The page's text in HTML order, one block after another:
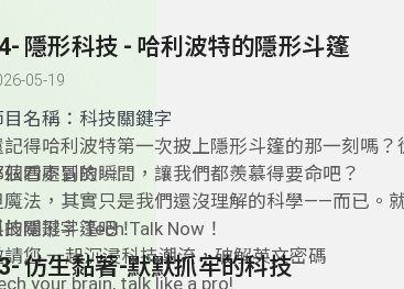
會當領頭雁？是怎麼決定的？
怎麼辨認方向？會不會迷路？
可以看到哪些雁？
鳥牠們在陸地上生活時，會吃些什麼？
隱形科技 - 哈利波特的隱形斗篷
05-19
目名稱：科技關鍵字
記得哈利波特第一次披上隱形斗篷的那一刻嗎？
茲四處冒險……
個看不到的瞬間，讓我們都羨慕得要命吧？
魔法，其實只是我們還沒理解的科學——而已。
的隱形斗篷吧！
關鍵字 Tech Talk Now！
請您 一起沉浸科技潮流，破解英文密碼
your brain, talk like a pro!
仿生黏著-默默抓牢的科技